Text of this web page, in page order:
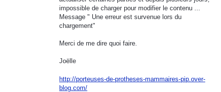
impossible de charger pour modifier le contenu ...
Message " Une erreur est survenue lors du
chargement"
Merci de me dire quoi faire.
Joëlle
http://porteuses-de-protheses-mammaires-pip.over-
blog.com/